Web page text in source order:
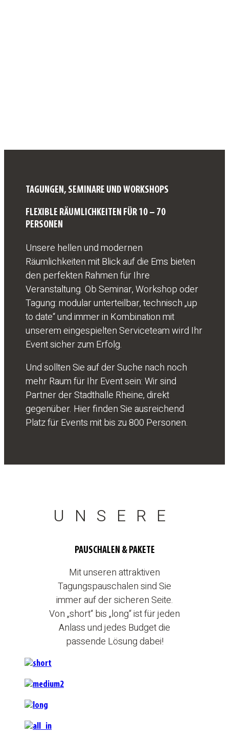
TAGUNGEN, SEMINARE UND WORKSHOPS
FLEXIBLE RÄUMLICHKEITEN FÜR 10 – 70
PERSONEN
Unsere hellen und modernen
Räumlichkeiten mit Blick auf die Ems bieten
den perfekten Rahmen für Ihre
Veranstaltung. Ob Seminar, Workshop oder
Tagung: modular unterteilbar, technisch „up
to date“ und immer in Kombination mit
unserem eingespielten Serviceteam wird Ihr
Event sicher zum Erfolg.
Und sollten Sie auf der Suche nach noch
mehr Raum für Ihr Event sein: Wir sind
Partner der Stadthalle Rheine, direkt
gegenüber. Hier finden Sie ausreichend
Platz für Events mit bis zu 800 Personen.
UNSERE
PAUSCHALEN & PAKETE
Mit unseren attraktiven
Tagungspauschalen sind Sie
immer auf der sicheren Seite.
Von „short“ bis „long“ ist für jeden
Anlass und jedes Budget die
passende Lösung dabei!